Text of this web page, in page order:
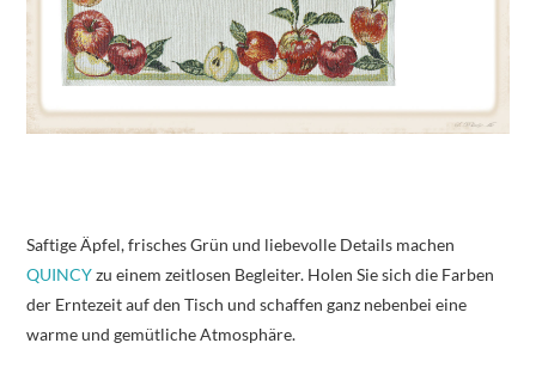
Saftige Äpfel, frisches Grün und liebevolle Details machen
QUINCYzu einem zeitlosen Begleiter. Holen Sie sich die Farben
der Erntezeit auf den Tisch und schaffen ganz nebenbei eine
warme und gemütliche Atmosphäre.